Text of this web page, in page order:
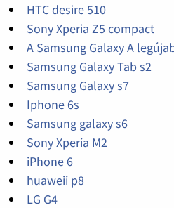
HTC desire 510
Sony Xperia Z5 compact
A Samsung Galaxy A
Samsung Galaxy Tab s2
Samsung Galaxy s7
Iphone 6s
Samsung galaxy s6
Sony Xperia M2
iPhone 6
huaweii p8
LG G4